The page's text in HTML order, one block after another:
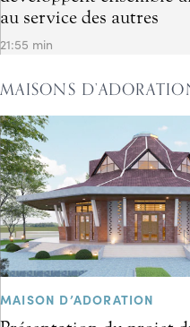
au service des autres
21:55 min
MAISONS
MAISON D’ADORATION